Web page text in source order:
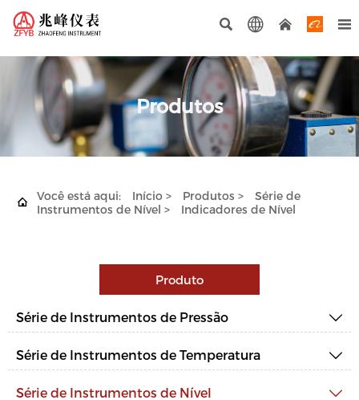
   
Produtos
 Você está aqui: Início > Produtos >
Série de
Instrumentos de Nível > Indicadores de Nível
Produto
Série de Instrumentos de Pressão 
Série de Instrumentos de Temperatura 
Série de Instrumentos de Nível 